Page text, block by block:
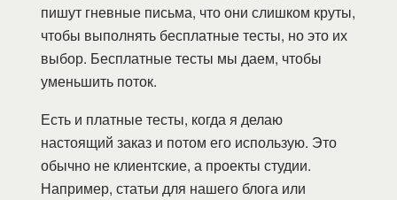
пишут гневные письма, что они слишком круты,
чтобы выполнять бесплатные тесты, но это их
выбор. Бесплатные тесты мы даем, чтобы
уменьшить поток.
Есть и платные тесты, когда я делаю
настоящий заказ и потом его использую. Это
обычно не клиентские, а проекты студии.
Например, статьи для нашего блога или